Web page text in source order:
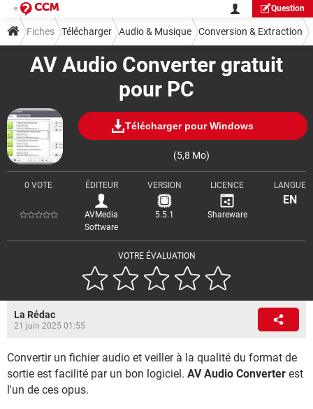
Question
AV Audio Converter gratuit
pour PC
Télécharger pour Windows
(5,8 Mo)
VOTRE ÉVALUATION
0 VOTE ÉDITEUR
AVMedia
Software
VERSION
5.5.1
LICENCE
Shareware
LANGUE
EN
Fiches Télécharger Audio & Musique Conversion & Extraction
La Rédac
21 juin 2025 01:55
Convertir un fichier audio et veiller à la qualité du format de
sortie est facilité par un bon logiciel. AV Audio Converter est
l'un de ces opus.